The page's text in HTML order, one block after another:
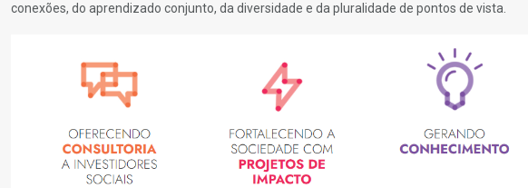
conexões, do aprendizado conjunto, da diversidade e da pluralidade de pontos de vista.